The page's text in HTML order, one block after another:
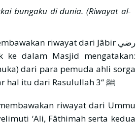
bungaku di dunia. (Riwayat al-
dari para pemuda ahli sorga
maka lihatlah Husain رضي الله عنه ini”. Saya mendengar hal itu dari Rasulullah ﷺ “3